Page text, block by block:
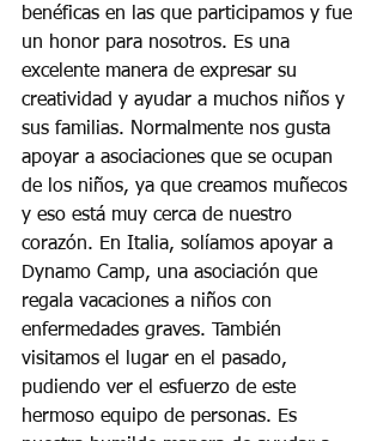
benéficas en las que participamos y fue
un honor para nosotros. Es una
excelente manera de expresar su
creatividad y ayudar a muchos niños y
sus familias. Normalmente nos gusta
apoyar a asociaciones que se ocupan
de los niños, ya que creamos muñecos
y eso está muy cerca de nuestro
corazón. En Italia, solíamos apoyar a
Dynamo Camp, una asociación que
regala vacaciones a niños con
enfermedades graves. También
visitamos el lugar en el pasado,
pudiendo ver el esfuerzo de este
hermoso equipo de personas. Es